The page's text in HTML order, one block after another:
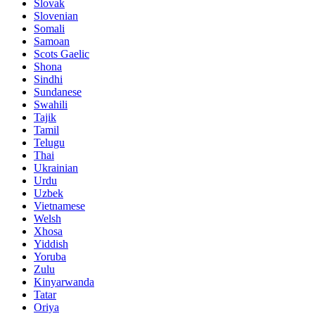
Slovak
Slovenian
Somali
Samoan
Scots Gaelic
Shona
Sindhi
Sundanese
Swahili
Tajik
Tamil
Telugu
Thai
Ukrainian
Urdu
Uzbek
Vietnamese
Welsh
Xhosa
Yiddish
Yoruba
Zulu
Kinyarwanda
Tatar
Oriya